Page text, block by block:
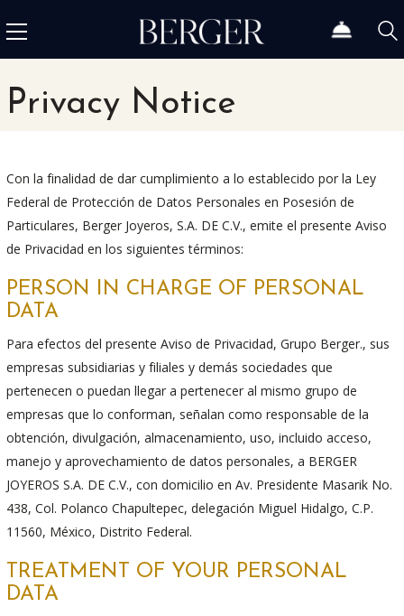
Privacy Notice
Con la finalidad de dar cumplimiento a lo establecido por la Ley
Federal de Protección de Datos Personales en Posesión de
Particulares, Berger Joyeros, S.A. DE C.V., emite el presente Aviso
de Privacidad en los siguientes términos:
PERSON IN CHARGE OF PERSONAL
DATA
Para efectos del presente Aviso de Privacidad, Grupo Berger., sus
empresas subsidiarias y filiales y demás sociedades que
pertenecen o puedan llegar a pertenecer al mismo grupo de
empresas que lo conforman, señalan como responsable de la
obtención, divulgación, almacenamiento, uso, incluido acceso,
manejo y aprovechamiento de datos personales, a BERGER
JOYEROS S.A. DE C.V., con domicilio en Av. Presidente Masarik No.
438, Col. Polanco Chapultepec, delegación Miguel Hidalgo, C.P.
11560, México, Distrito Federal.
TREATMENT OF YOUR PERSONAL
DATA